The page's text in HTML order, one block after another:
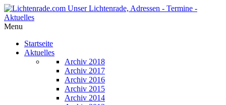
Menu
Startseite
Aktuelles
Archiv 2018
Archiv 2017
Archiv 2016
Archiv 2015
Archiv 2014